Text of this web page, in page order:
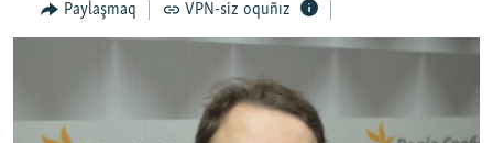
İNSAN AQLARI
BLOGLAR
Paylaşmaq VPN-siz oquñız